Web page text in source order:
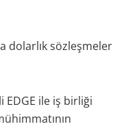
dolarlık sözleşmeler
EDGE ile iş birliği